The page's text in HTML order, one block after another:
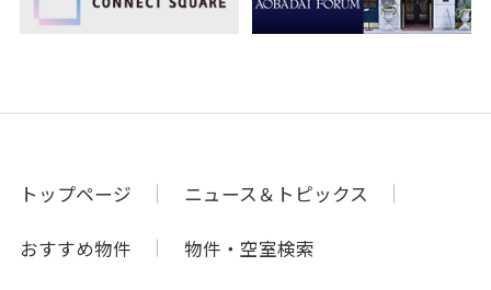
トップページ ニュース＆トピックス
おすすめ物件 物件・空室検索